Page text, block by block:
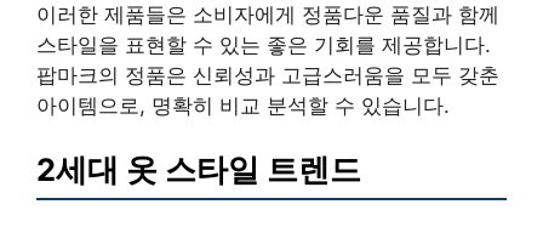
이러한 제품들은 소비자에게 정품다운 품질과 함께
스타일을 표현할 수 있는 좋은 기회를 제공합니다.
팝마크의 정품은 신뢰성과 고급스러움을 모두 갖춘
아이템으로, 명확히 비교 분석할 수 있습니다.
2세대 옷 스타일 트렌드